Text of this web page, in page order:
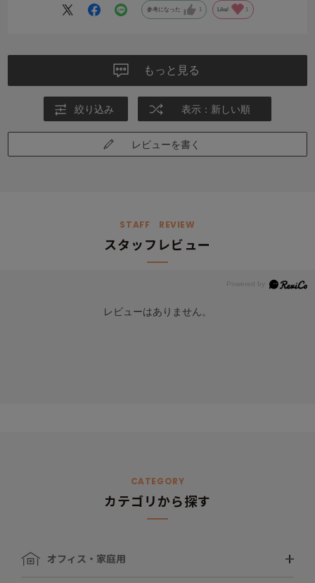
ているようで、疲労感が大幅に軽減されました。仕事終わりの「どっ
と疲れた感じ」が少なくなったのを実感しています。
分に価値のある商品だと思います。サンプルで実際に試してから購入
クッションです。
参考になった Like!
もっと見る
絞り込み 表示：新しい順
レビューを書く
STAFF REVIEW
スタッフレビュー
レビューはありません。
CATEGORY
カテゴリから探す
オフィス・家庭用